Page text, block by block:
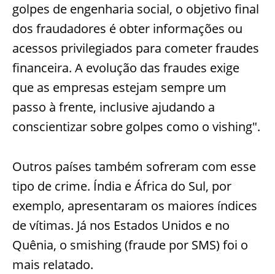
golpes de engenharia social, o objetivo final
dos fraudadores é obter informações ou
acessos privilegiados para cometer fraudes
financeira. A evolução das fraudes exige
que as empresas estejam sempre um
passo à frente, inclusive ajudando a
conscientizar sobre golpes como o vishing".
Outros países também sofreram com esse
tipo de crime. Índia e África do Sul, por
exemplo, apresentaram os maiores índices
de vítimas. Já nos Estados Unidos e no
Quênia, o smishing (fraude por SMS) foi o
mais relatado.